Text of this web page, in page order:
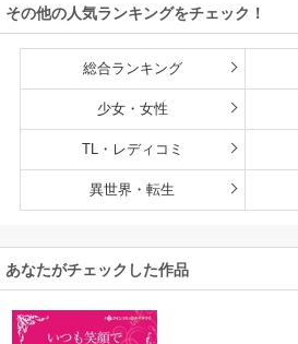
その他の人気ランキングをチェック！
総合ランキング
少女・女性
TL・レディコミ
異世界・転生
あなたがチェックした作品